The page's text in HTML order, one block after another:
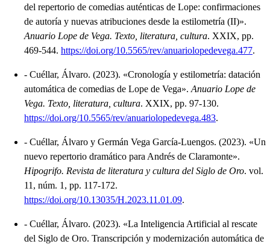
del repertorio de comedias auténticas de Lope: confirmaciones
de autoría y nuevas atribuciones desde la estilometría (II)».
Anuario Lope de Vega. Texto, literatura, cultura. XXIX, pp.
469-544. https://doi.org/10.5565/rev/anuariolopedevega.477.
- Cuéllar, Álvaro. (2023). «Cronología y estilometría: datación
automática de comedias de Lope de Vega». Anuario Lope de
Vega. Texto, literatura, cultura. XXIX, pp. 97-130.
https://doi.org/10.5565/rev/anuariolopedevega.483.
- Cuéllar, Álvaro y Germán Vega García-Luengos. (2023). «Un
nuevo repertorio dramático para Andrés de Claramonte».
Hipogrifo. Revista de literatura y cultura del Siglo de Oro. vol.
11, núm. 1, pp. 117-172.
https://doi.org/10.13035/H.2023.11.01.09.
- Cuéllar, Álvaro. (2023). «La Inteligencia Artificial al rescate
del Siglo de Oro. Transcripción y modernización automática de